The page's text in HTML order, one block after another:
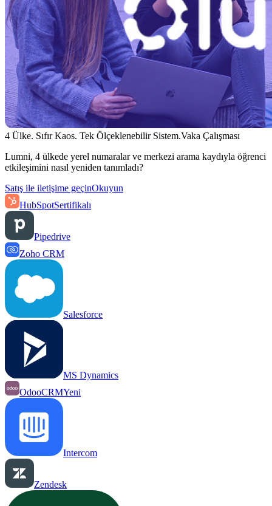
4 Ülke. Sıfır Kaos. Tek Ölçeklenebilir Sistem.Vaka Çalışması
Lumni, 4 ülkede yerel numaralar ve merkezi arama kaydıyla öğrenci
etkileşimini nasıl yeniden tanımladı?
Satış ile iletişime geçinOkuyun
HubSpotSertifikalı
Pipedrive
Zoho CRM
Salesforce
MS Dynamics
OdooCRMYeni
Intercom
Zendesk